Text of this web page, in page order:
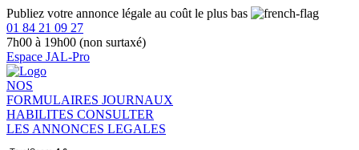
Publiez votre annonce légale au coût le plus bas
01 84 21 09 27
7h00 à 19h00 (non surtaxé)
Espace JAL-Pro
NOS
FORMULAIRES JOURNAUX
HABILITES CONSULTER
LES ANNONCES LEGALES